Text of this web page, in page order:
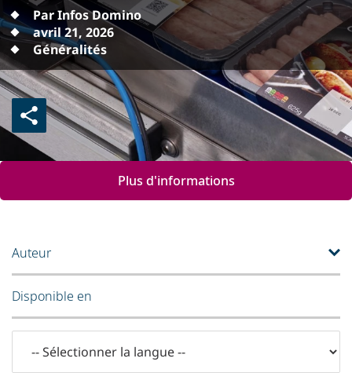
Par Infos Domino
avril 21, 2026
Généralités
Plus d'informations
Auteur
Disponible en